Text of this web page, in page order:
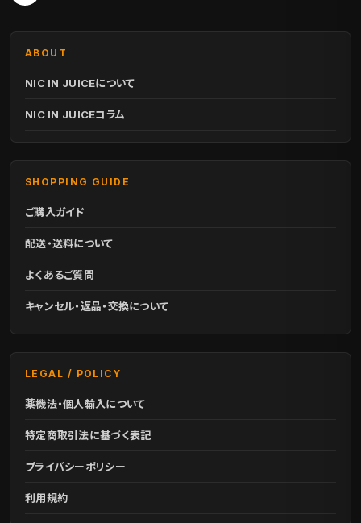
ABOUT
NIC IN JUICEについて
NIC IN JUICEコラム
SHOPPING GUIDE
ご購入ガイド
配送・送料について
よくあるご質問
キャンセル・返品・交換について
LEGAL / POLICY
薬機法・個人輸入について
特定商取引法に基づく表記
プライバシーポリシー
利用規約